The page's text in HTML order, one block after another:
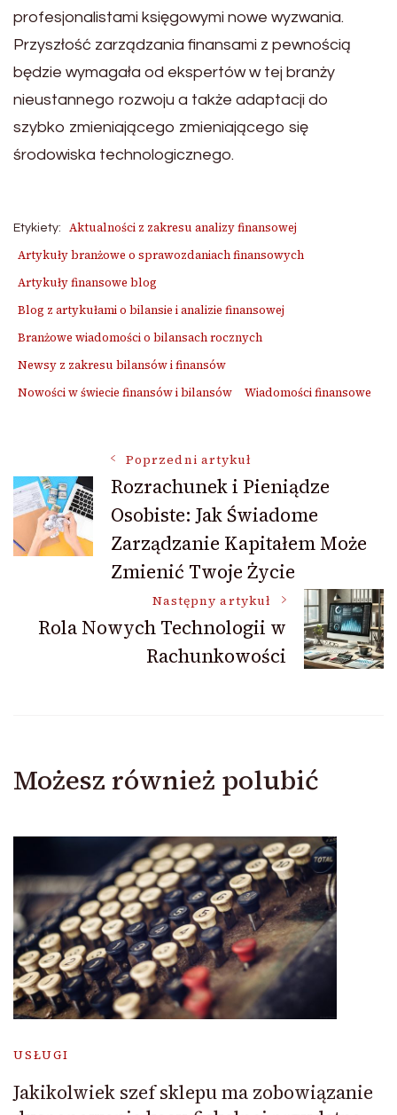
profesjonalistami księgowymi nowe wyzwania.
Przyszłość zarządzania finansami z pewnością
będzie wymagała od ekspertów w tej branży
nieustannego rozwoju a także adaptacji do
szybko zmieniającego zmieniającego się
środowiska technologicznego.
Etykiety:
Aktualności z zakresu analizy finansowej
Artykuły branżowe o sprawozdaniach finansowych
Artykuły finansowe blog
Blog z artykułami o bilansie i analizie finansowej
Branżowe wiadomości o bilansach rocznych
Newsy z zakresu bilansów i finansów
Nowości w świecie finansów i bilansów
Wiadomości finansowe
Nawigacja
wpisu
Poprzedni artykuł
Rozrachunek i Pieniądze
Osobiste: Jak Świadome
Zarządzanie Kapitałem Może
Zmienić Twoje Życie
Następny artykuł
Rola Nowych Technologii w
Rachunkowości
Możesz również polubić
USŁUGI
Jakikolwiek szef sklepu ma zobowiązanie